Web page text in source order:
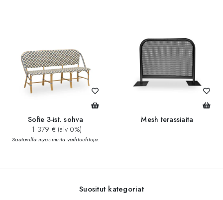
Sofie 3-ist. sohva
1 379 € (alv 0%)
Saatavilla myös muita vaihtoehtoja.
Mesh terassiaita
Suositut kategoriat